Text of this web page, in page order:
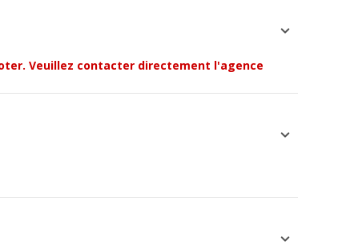
Veuillez contacter directement l'agence